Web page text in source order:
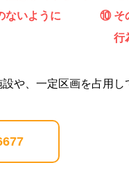
ないように
⑩ そ
行
や、一定区画を占用